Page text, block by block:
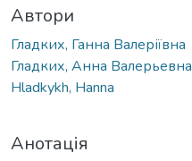
Автори
Гладких, Ганна Валеріївна
Гладких, Анна Валерьевна
Hladkykh, Hanna
Анотація